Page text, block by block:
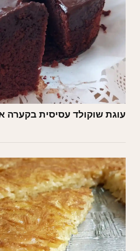
עוגת שוקולד עסיסית בקערה